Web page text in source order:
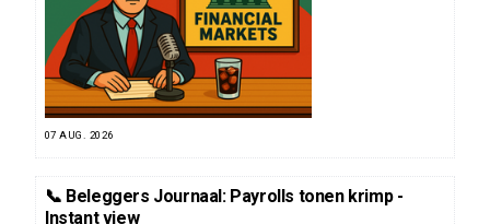
07 AUG. 2026
📞 Beleggers Journaal: Payrolls tonen krimp -
Instant view